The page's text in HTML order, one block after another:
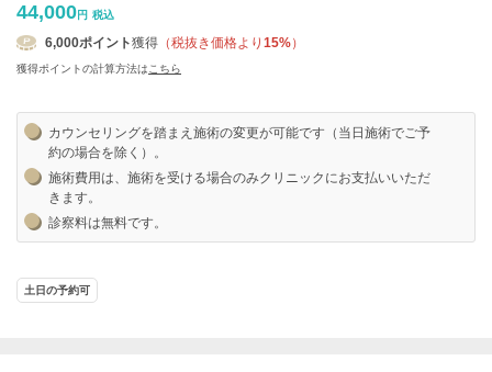
44,000円 税込
6,000ポイント獲得 （税抜き価格より 15%）
獲得ポイントの計算方法はこちら
カウンセリングを踏まえ施術の変更が可能です（当日施術でご予
約の場合を除く）。
施術費用は、施術を受ける場合のみクリニックにお支払いいただ
きます。
診察料は無料です。
土日の予約可